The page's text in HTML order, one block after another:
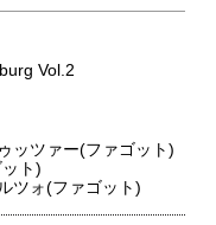
Vol.2
ッツァー(ファゴット)
ト)
ツォ(ファゴット)